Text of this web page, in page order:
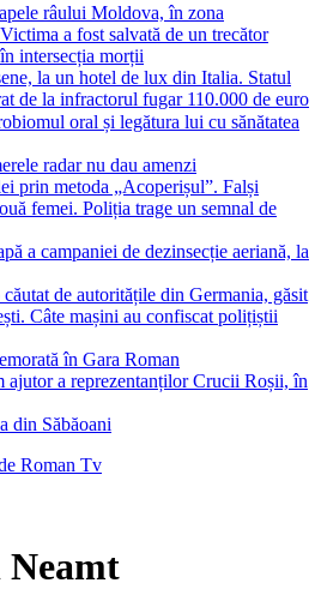
râului Moldova, în zona
a fost salvată de un trecător
intersecția morții
la un hotel de lux din Italia. Statul
de la infractorul fugar 110.000 de euro
oral și legătura lui cu sănătatea
radar nu dau amenzi
prin metoda „Acoperișul”. Falși
femei. Poliția trage un semnal de
a campaniei de dezinsecție aeriană, la
de autoritățile din Germania, găsit
Câte mașini au confiscat polițiștii
în Gara Roman
ajutor a reprezentanților Crucii Roșii, în
din Săbăoani
Roman Tv